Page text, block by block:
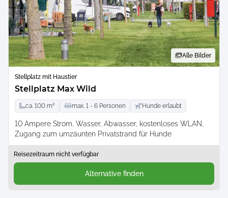
Alle Bilder
Stellplatz mit Haustier
Stellplatz Max Wild
ca. 100 m² max. 1 - 6 Personen Hunde erlaubt
10 Ampere Strom Wasser Abwasser kostenloses WLAN
Zugang zum umzäunten Privatstrand für Hunde
Reisezeitraum nicht verfügbar
Alternative finden